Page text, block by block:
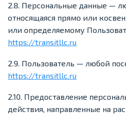
2.8. Персональные данные —
относящаяся прямо или
или определяемому
https://transitllc.ru
2.9. Пользователь — любой
https://transitllc.ru
2.10. Предоставление
действия, направленные на